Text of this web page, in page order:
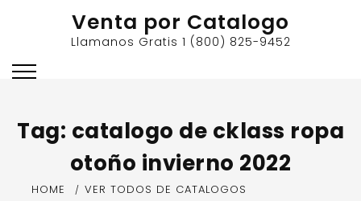
Venta por Catalogo
Llamanos Gratis 1 (800) 825-9452
Tag: catalogo de cklass ropa
otoño invierno 2022
HOME
VER TODOS DE CATALOGOS